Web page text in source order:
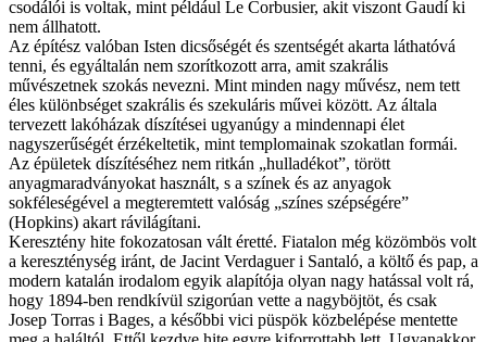
csodálói is voltak, mint például Le Corbusier, akit viszont Gaudí ki
nem állhatott.
Az építész valóban Isten dicsőségét és szentségét akarta láthatóvá
tenni, és egyáltalán nem szorítkozott arra, amit szakrális
művészetnek szokás nevezni. Mint minden nagy művész, nem tett
éles különbséget szakrális és szekuláris művei között. Az általa
tervezett lakóházak díszítései ugyanúgy a mindennapi élet
nagyszerűségét érzékeltetik, mint templomainak szokatlan formái.
Az épületek díszítéséhez nem ritkán „hulladékot”, törött
anyagmaradványokat használt, s a színek és az anyagok
sokféleségével a megteremtett valóság „színes szépségére”
(Hopkins) akart rávilágítani.
Keresztény hite fokozatosan vált éretté. Fiatalon még közömbös volt
a kereszténység iránt, de Jacint Verdaguer i Santaló, a költő és pap, a
modern katalán irodalom egyik alapítója olyan nagy hatással volt rá,
hogy 1894-ben rendkívül szigorúan vette a nagyböjtöt, és csak
Josep Torras i Bages, a későbbi vici püspök közbelépése mentette